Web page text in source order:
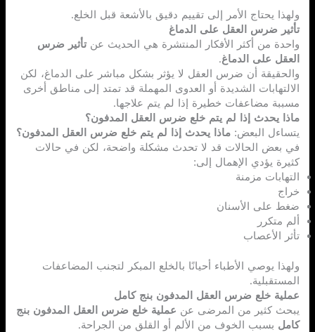
ولهذا يحتاج الأمر إلى تقييم دقيق بالأشعة قبل الخلع.
تأثير ضرس العقل على الدماغ
واحدة من أكثر الأفكار المنتشرة هي الحديث عنتأثير ضرس
العقل على الدماغ.
والحقيقة أن ضرس العقل لا يؤثر بشكل مباشر على الدماغ، لكن
الالتهابات الشديدة أو العدوى المهملة قد تمتد إلى مناطق أخرى
مسببة مضاعفات خطيرة إذا لم يتم علاجها.
ماذا يحدث إذا لم يتم خلع ضرس العقل المدفون؟
يتساءل البعض:ماذا يحدث إذا لم يتم خلع ضرس العقل المدفون؟
في بعض الحالات قد لا تحدث مشكلة واضحة، لكن في حالات
كثيرة يؤدي الإهمال إلى:
التهابات مزمنة
خراج
ضغط على الأسنان
ألم متكرر
تأثر الأعصاب
ولهذا يوصي الأطباء أحيانًا بالخلع المبكر لتجنب المضاعفات
المستقبلية.
عملية خلع ضرس العقل المدفون بنج كامل
يبحث كثير من المرضى عن عملية خلع ضرس العقل المدفون بنج
كامل بسبب الخوف من الألم أو القلق من الجراحة.